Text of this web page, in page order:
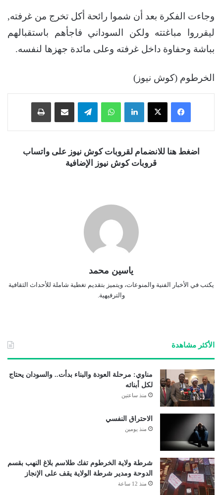
وجاءت الفكرة بعد أن شموا رائحة أكل تخرج من غرفته,
ليقرروا مباغتته ولكن السوداني فاجأهم باستقبالهم
بباشة وحفاوة داخل غرفته وعلى مائدة جهزها لنفسه.
الخرطوم (كوش نيوز)
فيسبوك ‫X لينكدإن واتساب تيلقرام
اضغط هنا للانضمام لقروبات كوش نيوز على واتساب
قروبات كوش نيوز الإضافية
ياسين محمد
يكتب في الأخبار الفنية والمنوعات، ويتميز بتقديم تغطية شاملة للأحداث الثقافية
والترفيهية.
الأكثر مشاهدة
مناوي: مرحلة العودة والبناء بدأت.. والسودان يحتاج
لكل أبنائه
منذ ساعتين
الاحتراق النفسي
منذ يومين
شرطة ولاية الخرطوم تفك طلاسم بلاغ النهب بقسم
الدوحة ومدير شرطة الولاية يقف على الإنجاز
منذ 12 ساعة